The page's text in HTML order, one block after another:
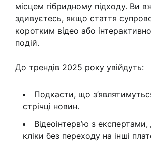
місцем гібридному підходу. Ви
здивуєтесь, якщо стаття
коротким відео або
подій.
До трендів 2025 року увійдуть:
Подкасти, що
стрічці новин.
Відеоінтерв’ю з
кліки без переходу на інші